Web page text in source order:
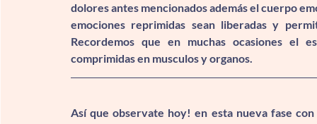
dolores antes mencionados además el cuerpo
emociones reprimidas sean liberadas y
Recordemos que en muchas ocasiones el
comprimidas en musculos y organos.
Así que observate hoy! en esta nueva fase